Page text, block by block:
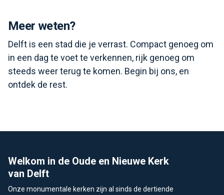
Meer weten?
Delft is een stad die je verrast. Compact genoeg om
in een dag te voet te verkennen, rijk genoeg om
steeds weer terug te komen. Begin bij ons, en
ontdek de rest.
Welkom in de Oude en Nieuwe Kerk
van Delft
Onze monumentale kerken zijn al sinds de dertiende